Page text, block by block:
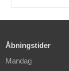
Åbningstider
Mandag